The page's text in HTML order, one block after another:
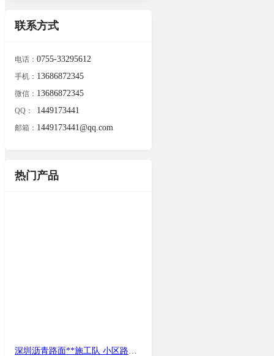
联系方式
电话： 0755-33295612
手机： 13686872345
微信： 13686872345
QQ： 1449173441
邮箱： 1449173441@qq.com
热门产品
深圳沥青路面**施工队 小区路面沥